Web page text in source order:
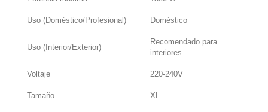
Uso (Doméstico/Profesional) Doméstico
Uso (Interior/Exterior)
Recomendado para
interiores
Voltaje 220-240V
Tamaño XL